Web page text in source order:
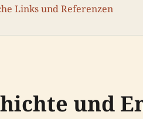
Links und Referenzen
und